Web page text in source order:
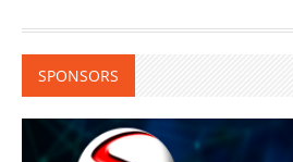
SPONSORS